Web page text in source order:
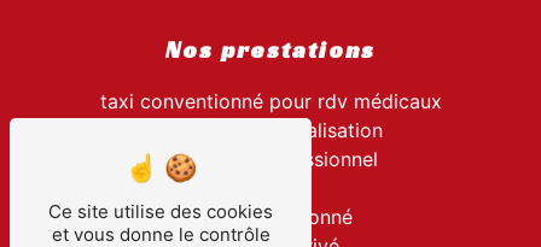
Nos prestations
taxi conventionné pour rdv médicaux
transport hospitalisation
transport professionnel
taxi conventionné
Ce site utilise des cookies
et vous donne le contrôle